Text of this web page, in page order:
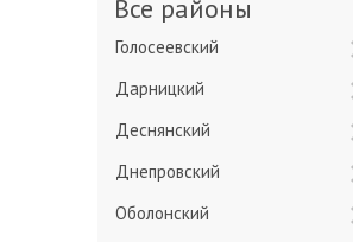
Все районы
Голосеевский
Дарницкий
Деснянский
Днепровский
Оболонский